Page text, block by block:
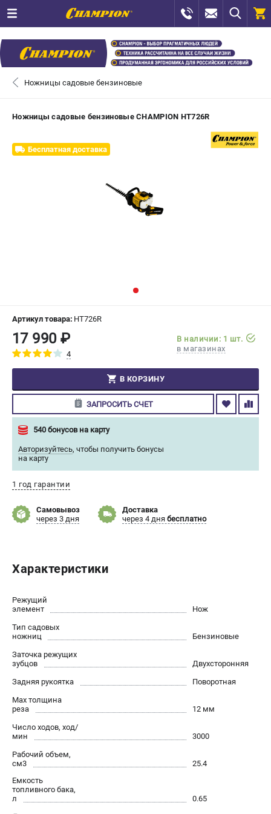
МАГАЗИНЫ
ИЗБРАННОЕ ( 0 )
ВХОД ИЛИ РЕГИСТРАЦИЯ
0
Сервисный центр
Нашли дешевле?
Политика обработки персональных данных
О компании
Юридическим лицам
Бонусная программа
Способы оплаты
Как нас найти
КАТАЛОГ
Аккумуляторная техника
Двигатели
Запасные части
Мотоблоки
Мотопомпы
Принадлежности и акссесуары
Садовая техника
Сварочное оборудование
Ножницы садовые бензиновые
Ножницы садовые бензиновые CHAMPION HT726R
Бесплатная доставка
Артикул товара: HT726R
17 990 ₽
4
В наличии: 1 шт.
в магазинах
В КОРЗИНУ
ЗАПРОСИТЬ СЧЕТ
540 бонусов на карту
Авторизуйтесь, чтобы получить бонусы
на карту
1 год гарантии
Самовывоз
через 3 дня
Доставка
через 4 дня бесплатно
Характеристики
Режущий
элемент
Нож
Тип садовых
ножниц
Бензиновые
Заточка режущих
зубцов
Двухсторонняя
Задняя рукоятка
Поворотная
Max толщина
реза
12 мм
Число ходов, ход/
мин
3000
Рабочий объем,
см3
25.4
Емкость
топливного бака,
л
0.65